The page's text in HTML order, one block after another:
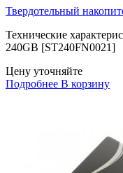
Твердотельный
Технические
240GB [ST240FN0021]
Цену уточняйте
Подробнее В корзину